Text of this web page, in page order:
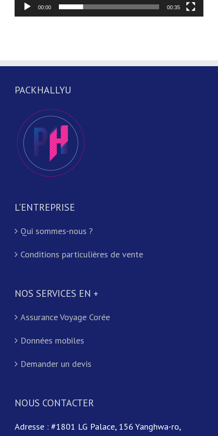
00:00 00:35
PACKHALLYU
L’ENTREPRISE
Qui sommes-nous ?
Conditions particulières de vente
NOS SERVICES EN +
Assurance Voyage Corée
Données mobiles
Demander un devis
NOUS CONTACTER
Adresse : #1801 LG Palace, 156 Yanghwa-ro,